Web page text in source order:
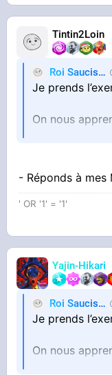
Tintin2Loin
Roi Saucisse
Je prends
On nous
Mais on nous
sans même
pourquoi ça a
après
- Réponds à mes
' OR '1' = '1'
Yajin-Hikari
Roi Saucisse
Je prends
On nous